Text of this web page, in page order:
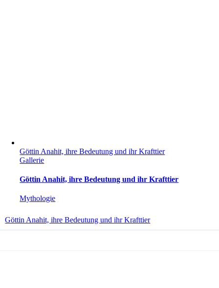
Göttin Anahit, ihre Bedeutung und ihr Krafttier
Gallerie
Göttin Anahit, ihre Bedeutung und ihr Krafttier
Mythologie
Göttin Anahit, ihre Bedeutung und ihr Krafttier